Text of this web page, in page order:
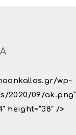
wp-
2020/09/ak.png”
height=”38″ />